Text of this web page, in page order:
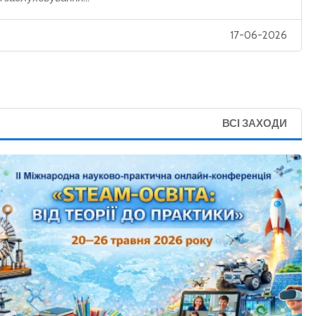
17-06-2026
ВСІ ЗАХОДИ